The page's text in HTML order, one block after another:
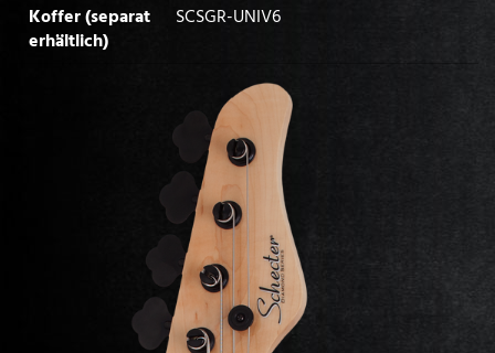
Koffer (separat
erhältlich)
SCSGR-UNIV6